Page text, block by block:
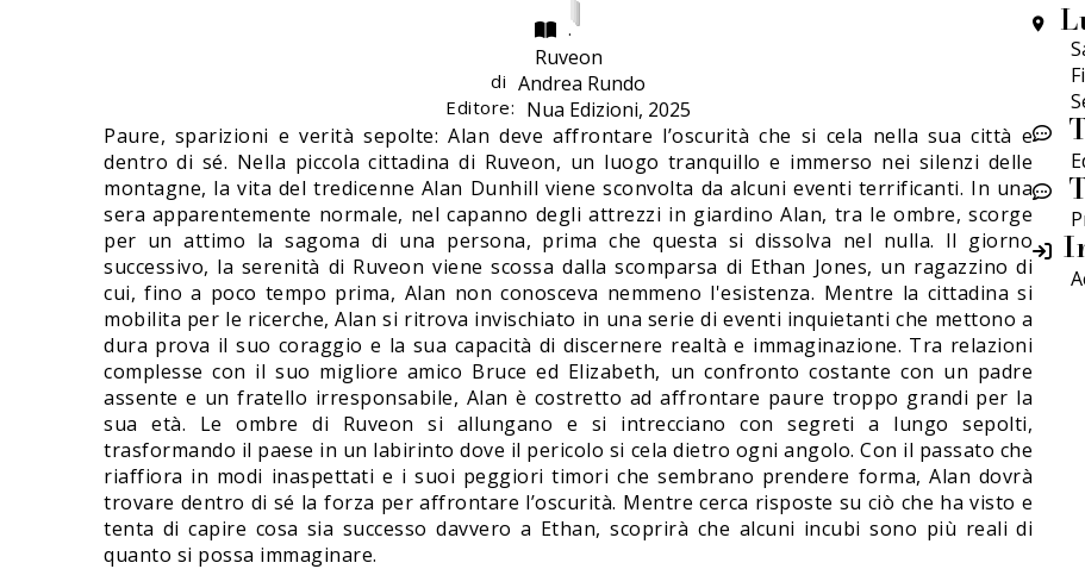
.
Ruveon
di Andrea Rundo
Editore: Nua Edizioni, 2025
Paure, sparizioni e verità sepolte: Alan deve affrontare l’oscurità che si cela nella sua città e
dentro di sé. Nella piccola cittadina di Ruveon, un luogo tranquillo e immerso nei silenzi delle
montagne, la vita del tredicenne Alan Dunhill viene sconvolta da alcuni eventi terrificanti. In una
sera apparentemente normale, nel capanno degli attrezzi in giardino Alan, tra le ombre, scorge
per un attimo la sagoma di una persona, prima che questa si dissolva nel nulla. Il giorno
successivo, la serenità di Ruveon viene scossa dalla scomparsa di Ethan Jones, un ragazzino di
cui, fino a poco tempo prima, Alan non conosceva nemmeno l'esistenza. Mentre la cittadina si
mobilita per le ricerche, Alan si ritrova invischiato in una serie di eventi inquietanti che mettono a
dura prova il suo coraggio e la sua capacità di discernere realtà e immaginazione. Tra relazioni
complesse con il suo migliore amico Bruce ed Elizabeth, un confronto costante con un padre
assente e un fratello irresponsabile, Alan è costretto ad affrontare paure troppo grandi per la
sua età. Le ombre di Ruveon si allungano e si intrecciano con segreti a lungo sepolti,
trasformando il paese in un labirinto dove il pericolo si cela dietro ogni angolo. Con il passato che
riaffiora in modi inaspettati e i suoi peggiori timori che sembrano prendere forma, Alan dovrà
trovare dentro di sé la forza per affrontare l’oscurità. Mentre cerca risposte su ciò che ha visto e
tenta di capire cosa sia successo davvero a Ethan, scoprirà che alcuni incubi sono più reali di
quanto si possa immaginare.